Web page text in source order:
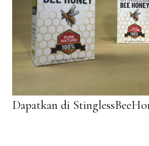
Dapatkan di